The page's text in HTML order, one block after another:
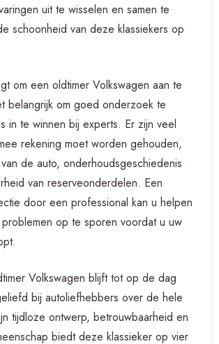
uit te wisselen en samen te
schoonheid van deze klassiekers op
om een oldtimer Volkswagen aan te
belangrijk om goed onderzoek te
in te winnen bij experts. Er zijn veel
rekening moet worden gehouden,
de auto, onderhoudsgeschiedenis
van reserveonderdelen. Een
door een professional kan u helpen
op te sporen voordat u uw
Volkswagen blijft tot op de dag
bij autoliefhebbers over de hele
tijdloze ontwerp, betrouwbaarheid en
biedt deze klassieker op vier